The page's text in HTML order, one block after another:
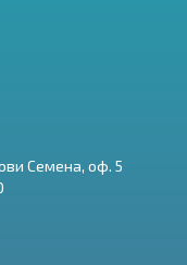
Семена, оф. 5